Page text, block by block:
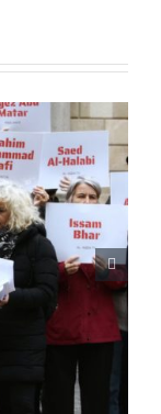
acuerdo
otras
tarea del
la vía